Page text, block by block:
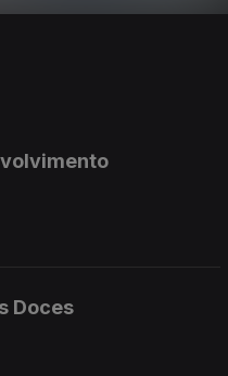
Doces